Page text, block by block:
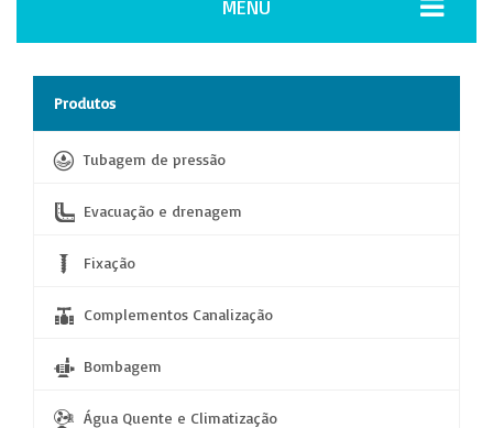
MENU
Produtos
Tubagem de pressão
Evacuação e drenagem
Fixação
Complementos Canalização
Bombagem
Água Quente e Climatização